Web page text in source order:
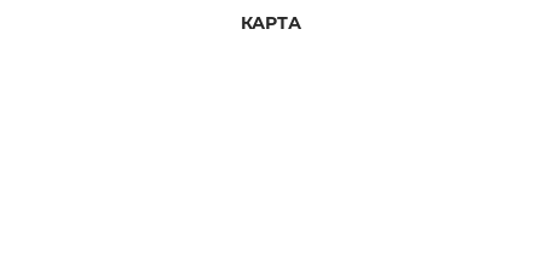
КАРТА